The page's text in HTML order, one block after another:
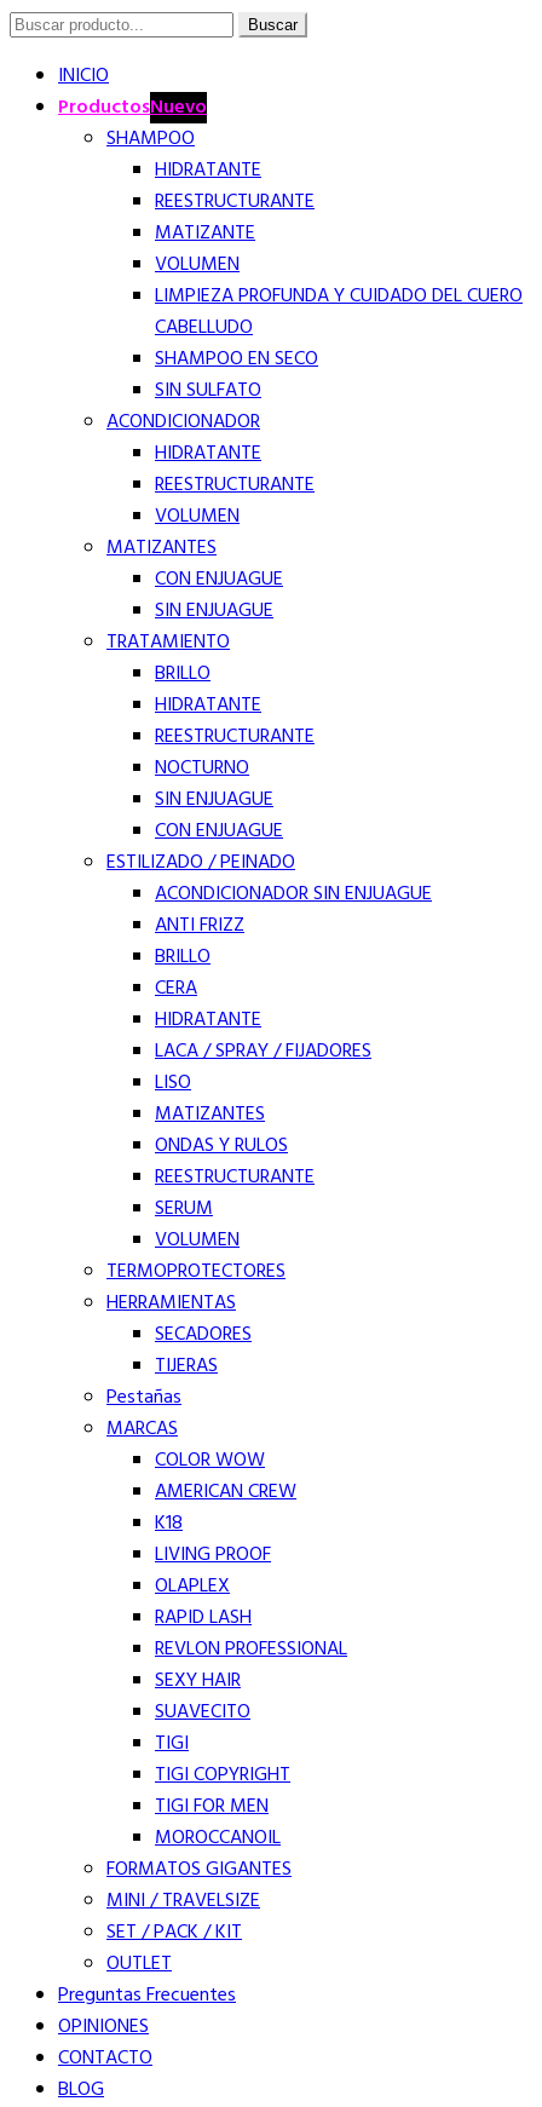
Buscar
Buscar
INICIO
ProductosNuevo
SHAMPOO
HIDRATANTE
REESTRUCTURANTE
MATIZANTE
VOLUMEN
LIMPIEZA PROFUNDA Y CUIDADO DEL CUERO
CABELLUDO
SHAMPOO EN SECO
SIN SULFATO
ACONDICIONADOR
HIDRATANTE
REESTRUCTURANTE
VOLUMEN
MATIZANTES
CON ENJUAGUE
SIN ENJUAGUE
TRATAMIENTO
BRILLO
HIDRATANTE
REESTRUCTURANTE
NOCTURNO
SIN ENJUAGUE
CON ENJUAGUE
ESTILIZADO / PEINADO
ACONDICIONADOR SIN ENJUAGUE
ANTI FRIZZ
BRILLO
CERA
HIDRATANTE
LACA / SPRAY / FIJADORES
LISO
MATIZANTES
ONDAS Y RULOS
REESTRUCTURANTE
SERUM
VOLUMEN
TERMOPROTECTORES
HERRAMIENTAS
SECADORES
TIJERAS
Pestañas
MARCAS
COLOR WOW
AMERICAN CREW
K18
LIVING PROOF
OLAPLEX
RAPID LASH
REVLON PROFESSIONAL
SEXY HAIR
SUAVECITO
TIGI
TIGI COPYRIGHT
TIGI FOR MEN
MOROCCANOIL
FORMATOS GIGANTES
MINI / TRAVELSIZE
SET / PACK / KIT
OUTLET
Preguntas Frecuentes
OPINIONES
CONTACTO
BLOG